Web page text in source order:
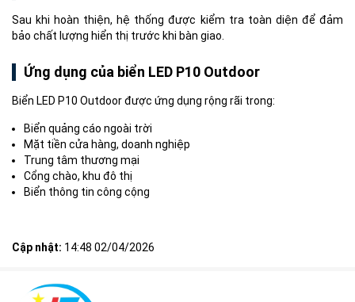
Sau khi hoàn thiện, hệ thống được kiểm tra toàn diện để đảm
bảo chất lượng hiển thị trước khi bàn giao.
Ứng dụng của biển LED P10 Outdoor
Biển LED P10 Outdoor được ứng dụng rộng rãi trong:
Biển quảng cáo ngoài trời
Mặt tiền cửa hàng, doanh nghiệp
Trung tâm thương mại
Cổng chào, khu đô thị
Biển thông tin công cộng
Cập nhật: 14:48 02/04/2026